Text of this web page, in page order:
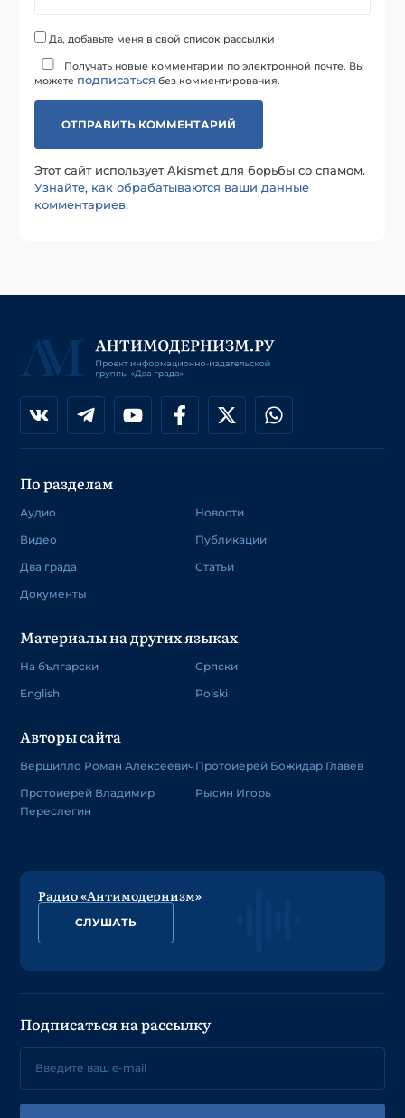
Да, добавьте меня в свой список рассылки
Получать новые комментарии по электронной почте. Вы
можете подписаться без комментирования.
Этот сайт использует Akismet для борьбы со спамом.
Узнайте, как обрабатываются ваши данные
комментариев.
По разделам
Аудио
Видео
Два града
Документы
Новости
Публикации
Статьи
Материалы на других языках
На български
English
Српски
Polski
Авторы сайта
Вершилло Роман Алексеевич
Протоиерей Владимир
Переслегин
Протоиерей Божидар Главев
Рысин Игорь
Радио «Антимодернизм»
СЛУШАТЬ
Подписаться на рассылку